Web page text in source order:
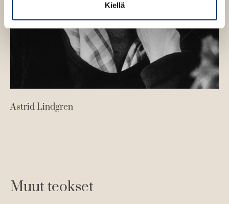
Kiellä
Astrid Lindgren
Muut teokset